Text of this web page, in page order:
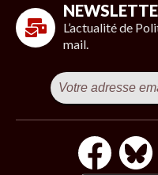
L’actualité de
mail.